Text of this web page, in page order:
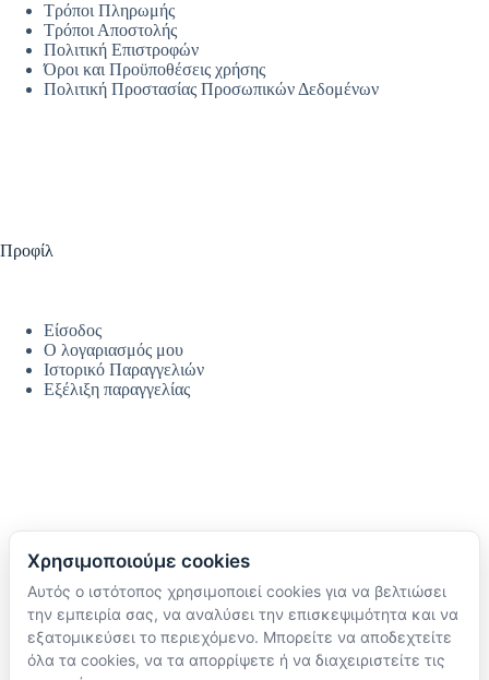
Τρόποι Πληρωμής
Τρόποι Αποστολής
Πολιτική Επιστροφών
Όροι και Προϋποθέσεις χρήσης
Πολιτική Προστασίας Προσωπικών Δεδομένων
Προφίλ
Είσοδος
Ο λογαριασμός μου
Ιστορικό Παραγγελιών
Εξέλιξη παραγγελίας
Ακολουθήστε μας
TikTok
Instagram
Χρησιμοποιούμε cookies
Αυτός ο ιστότοπος χρησιμοποιεί cookies για να βελτιώσει
την εμπειρία σας, να αναλύσει την επισκεψιμότητα και να
εξατομικεύσει το περιεχόμενο. Μπορείτε να αποδεχτείτε
όλα τα cookies, να τα απορρίψετε ή να διαχειριστείτε τις